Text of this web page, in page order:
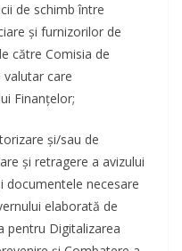
de schimb între
și furnizorilor de
către Comisia de
care
Finanțelor;
și/sau de
și retragere a avizului
documentele necesare
elaborată de
pentru Digitalizarea